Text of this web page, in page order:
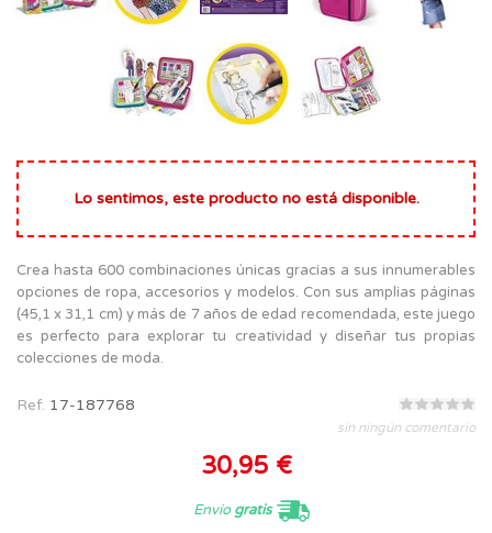
Lo sentimos, este producto no está disponible.
Crea hasta 600 combinaciones únicas gracias a sus innumerables
opciones de ropa, accesorios y modelos. Con sus amplias páginas
(45,1 x 31,1 cm) y más de 7 años de edad recomendada, este juego
es perfecto para explorar tu creatividad y diseñar tus propias
colecciones de moda.
Ref. 17-187768
sin ningún comentario
30,95 €
Envíogratis